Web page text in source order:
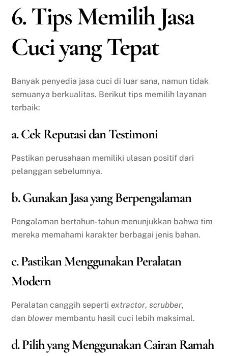
6. Tips Memilih Jasa
Cuci yang Tepat
Banyak penyedia jasa cuci di luar sana, namun tidak
semuanya berkualitas. Berikut tips memilih layanan
terbaik:
a. Cek Reputasi dan Testimoni
Pastikan perusahaan memiliki ulasan positif dari
pelanggan sebelumnya.
b. Gunakan Jasa yang Berpengalaman
Pengalaman bertahun-tahun menunjukkan bahwa tim
mereka memahami karakter berbagai jenis bahan.
c. Pastikan Menggunakan Peralatan
Modern
Peralatan canggih sepertiextractor,scrubber,
dan blower membantu hasil cuci lebih maksimal.
d. Pilih yang Menggunakan Cairan Ramah